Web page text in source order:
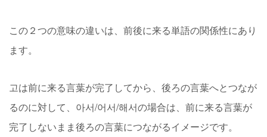
この２つの意味の違いは、前後に来る単語の関係性にあり
ます。
고は前に来る言葉が完了してから、後ろの言葉へとつなが
るのに対して、아서/어서/해서の場合は、前に来る言葉が
完了しないまま後ろの言葉につながるイメージです。